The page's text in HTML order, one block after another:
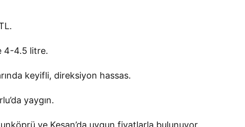
4-4.5 litre.
keyifli, direksiyon hassas.
yaygın.
ve Keşan’da uygun fiyatlarla bulunuyor.